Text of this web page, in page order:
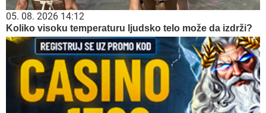
05. 08. 2026 14:12
Koliko visoku temperaturu ljudsko telo može da izdrži?